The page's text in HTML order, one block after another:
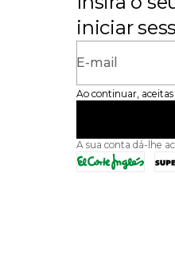
iniciar
E-mail
Ao continuar, aceitas
A sua conta dá-lhe